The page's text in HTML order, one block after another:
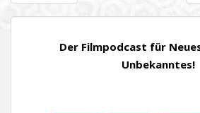
Der Filmpodcast für
Unbekanntes!